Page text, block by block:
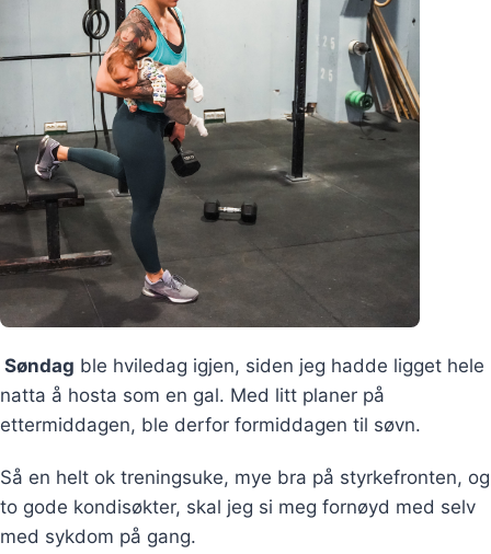
Søndag ble hviledag igjen, siden jeg hadde ligget hele
natta å hosta som en gal. Med litt planer på
ettermiddagen, ble derfor formiddagen til søvn.
Så en helt ok treningsuke, mye bra på styrkefronten, og
to gode kondisøkter, skal jeg si meg fornøyd med selv
med sykdom på gang.